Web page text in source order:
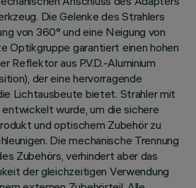
Die Gelenke des Strahlers
von 360° und eine Neigung von
Optikgruppe garantiert einen hohen
Reflektor aus P.V.D.-Aluminium
der eine hervorragende
Lichtausbeute bietet. Strahler mit
wurde, um die sichere
und optischem Zubehör zu
Die mechanische Trennung
Zubehörs, verhindert aber das
der gleichzeitigen Verwendung